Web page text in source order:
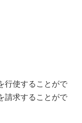
行使することがで
請求することがで